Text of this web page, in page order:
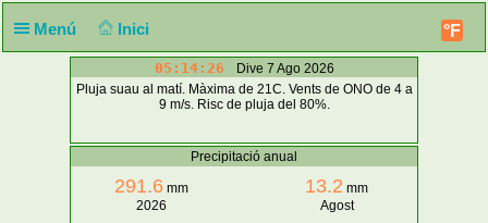
Menú Inici °F
05:14:26
Dive 7 Ago 2026
Pluja suau al matí. Màxima de 21C. Vents de ONO de 4 a
9 m/s. Risc de pluja del 80%.
Precipitació anual
291.6mm
2026
13.2 mm
Agost